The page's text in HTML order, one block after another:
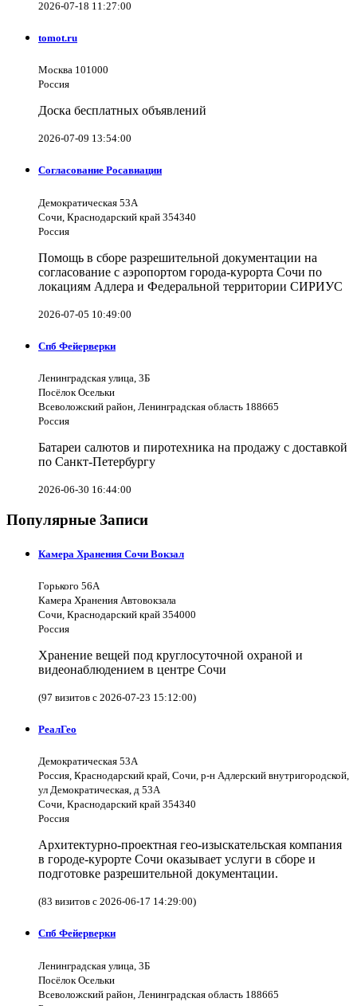
2026-07-18 11:27:00
tomot.ru
Москва 101000
Россия
Доска бесплатных объявлений
2026-07-09 13:54:00
Согласование Росавиации
Демократическая 53А
Сочи, Краснодарский край 354340
Россия
Помощь в сборе разрешительной документации на
согласование с аэропортом города-курорта Сочи по
локациям Адлера и Федеральной территории СИРИУС
2026-07-05 10:49:00
Спб Фейерверки
Ленинградская улица, 3Б
Посёлок Осельки
Всеволожский район, Ленинградская область 188665
Россия
Батареи салютов и пиротехника на продажу с доставкой
по Санкт-Петербургу
2026-06-30 16:44:00
Популярные Записи
Камера Хранения Сочи Вокзал
Горького 56А
Камера Хранения Автовокзала
Сочи, Краснодарский край 354000
Россия
Хранение вещей под круглосуточной охраной и
видеонаблюдением в центре Сочи
(97 визитов с 2026-07-23 15:12:00)
РеалГео
Демократическая 53А
Россия, Краснодарский край, Сочи, р-н Адлерский внутригородской,
ул Демократическая, д 53А
Сочи, Краснодарский край 354340
Россия
Архитектурно-проектная гео-изыскательская компания
в городе-курорте Сочи оказывает услуги в сборе и
подготовке разрешительной документации.
(83 визитов с 2026-06-17 14:29:00)
Спб Фейерверки
Ленинградская улица, 3Б
Посёлок Осельки
Всеволожский район, Ленинградская область 188665